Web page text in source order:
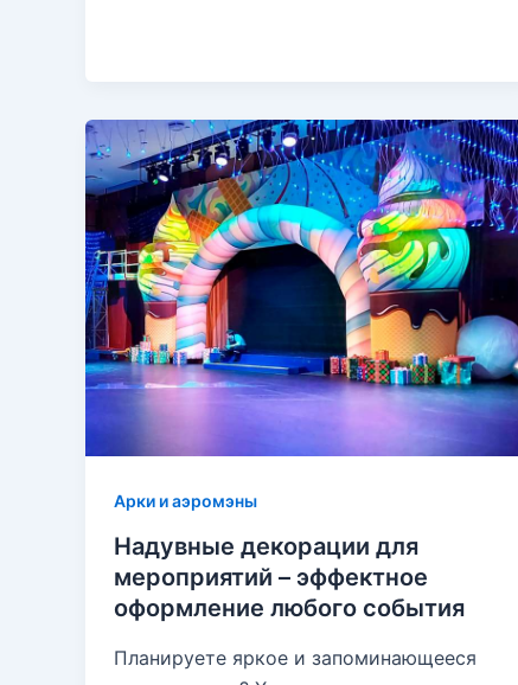
Арки и аэромэны
Надувные декорации для
мероприятий – эффектное
оформление любого события
Планируете яркое и запоминающееся